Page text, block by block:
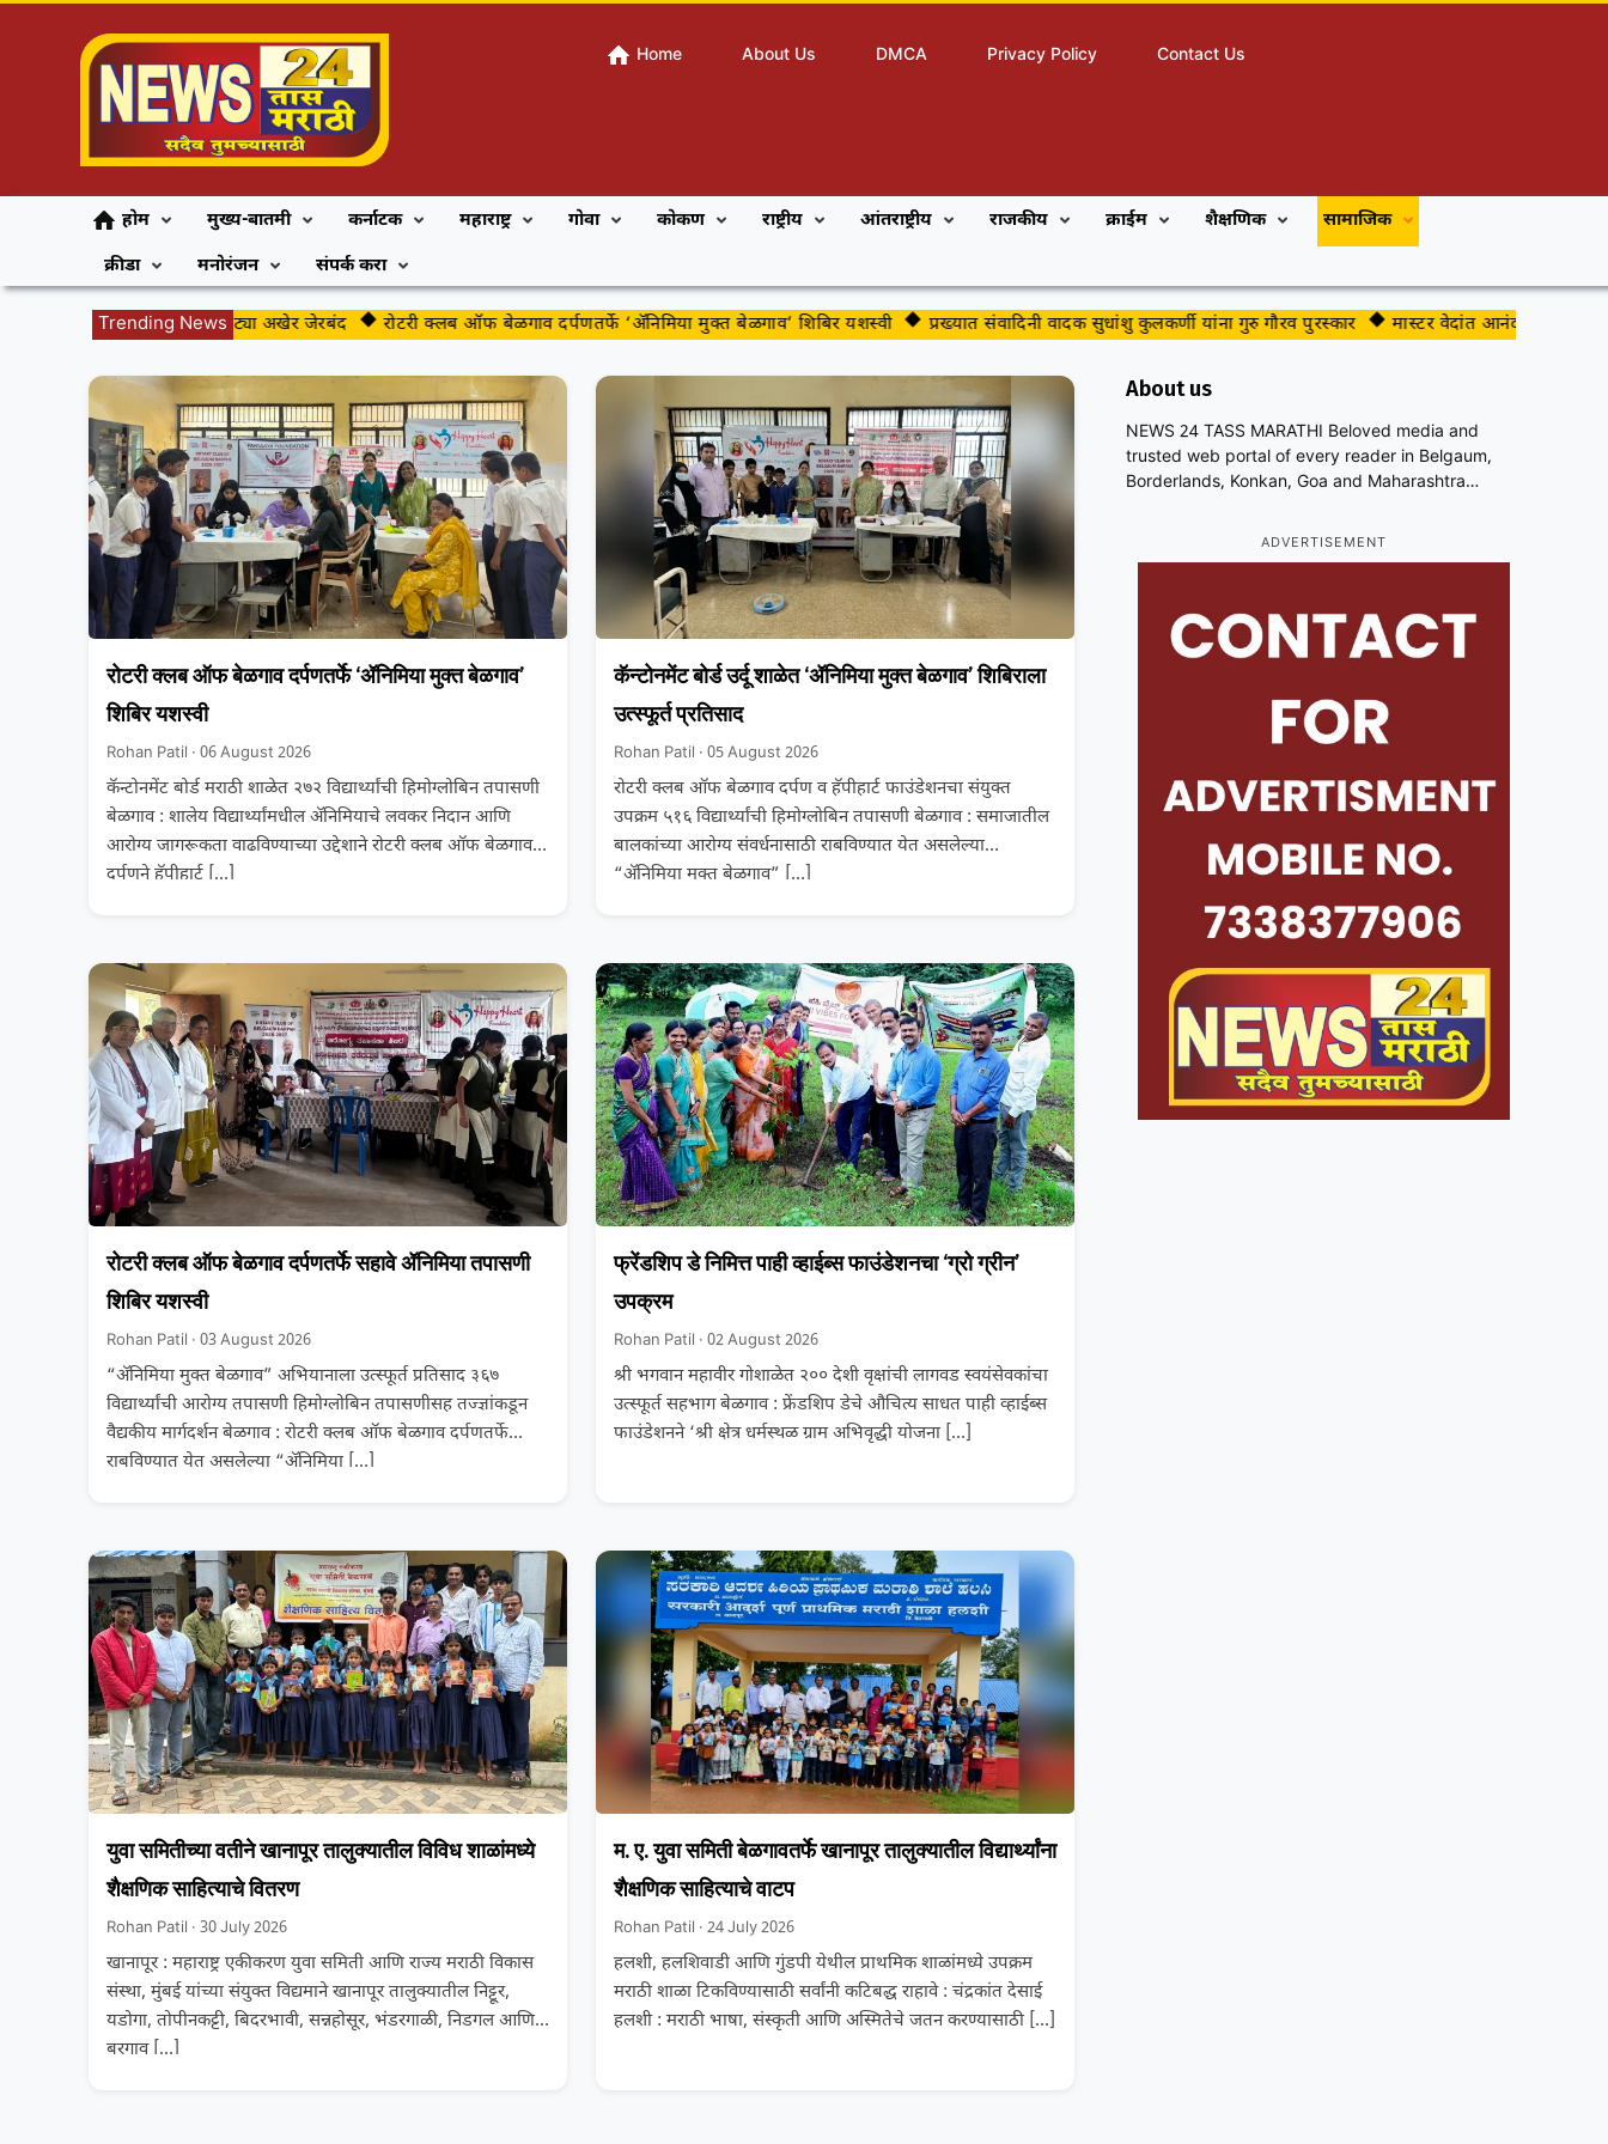
Home About Us DMCA Privacy Policy Contact Us
होम मुख्य-बातमी कर्नाटक महाराष्ट्र गोवा कोकण राष्ट्रीय आंतराष्ट्रीय राजकीय क्राईम शैक्षणिक
सामाजिक
क्रीडा
मनोरंजन संपर्क करा
Trending News
सुतकटीच्या जंगलातील बिबट्या अखेर जेरबंद रोटरी क्लब ऑफ बेळगाव दर्पणतर्फे ‘ॲनिमिया मुक्त बेळगाव’ शिबिर यशस्वी प्रख्यात संवादिनी वादक सुधांशु कुलकर्णी यांना गुरु गौरव पुरस्कार मास्टर वेदांत आनंद मिसाळे यांचे
रोटरी क्लब ऑफ बेळगाव दर्पणतर्फे ‘ॲनिमिया मुक्त बेळगाव’
शिबिर यशस्वी
Rohan Patil · 06 August 2026
कॅन्टोनमेंट बोर्ड मराठी शाळेत २७२ विद्यार्थ्यांची हिमोग्लोबिन तपासणी
बेळगाव : शालेय विद्यार्थ्यांमधील ॲनिमियाचे लवकर निदान आणि
आरोग्य जागरूकता वाढविण्याच्या उद्देशाने रोटरी क्लब ऑफ बेळगाव
दर्पणने हॅपीहार्ट […]
कॅन्टोनमेंट बोर्ड उर्दू शाळेत ‘ॲनिमिया मुक्त बेळगाव’ शिबिराला
उत्स्फूर्त प्रतिसाद
Rohan Patil · 05 August 2026
रोटरी क्लब ऑफ बेळगाव दर्पण व हॅपीहार्ट फाउंडेशनचा संयुक्त
उपक्रम ५१६ विद्यार्थ्यांची हिमोग्लोबिन तपासणी बेळगाव : समाजातील
बालकांच्या आरोग्य संवर्धनासाठी राबविण्यात येत असलेल्या
“ॲनिमिया मुक्त बेळगाव” […]
रोटरी क्लब ऑफ बेळगाव दर्पणतर्फे सहावे ॲनिमिया तपासणी
शिबिर यशस्वी
Rohan Patil · 03 August 2026
“ॲनिमिया मुक्त बेळगाव” अभियानाला उत्स्फूर्त प्रतिसाद ३६७
विद्यार्थ्यांची आरोग्य तपासणी हिमोग्लोबिन तपासणीसह तज्ज्ञांकडून
वैद्यकीय मार्गदर्शन बेळगाव : रोटरी क्लब ऑफ बेळगाव दर्पणतर्फे
राबविण्यात येत असलेल्या “ॲनिमिया […]
फ्रेंडशिप डे निमित्त पाही व्हाईब्स फाउंडेशनचा ‘ग्रो ग्रीन’
उपक्रम
Rohan Patil · 02 August 2026
श्री भगवान महावीर गोशाळेत २०० देशी वृक्षांची लागवड स्वयंसेवकांचा
उत्स्फूर्त सहभाग बेळगाव : फ्रेंडशिप डेचे औचित्य साधत पाही व्हाईब्स
फाउंडेशनने ‘श्री क्षेत्र धर्मस्थळ ग्राम अभिवृद्धी योजना […]
युवा समितीच्या वतीने खानापूर तालुक्यातील विविध शाळांमध्ये
शैक्षणिक साहित्याचे वितरण
Rohan Patil · 30 July 2026
खानापूर : महाराष्ट्र एकीकरण युवा समिती आणि राज्य मराठी विकास
संस्था, मुंबई यांच्या संयुक्त विद्यमाने खानापूर तालुक्यातील निट्टूर,
यडोगा, तोपीनकट्टी, बिदरभावी, सन्नहोसूर, भंडरगाळी, निडगल आणि
बरगाव[…]
म. ए. युवा समिती बेळगावतर्फे खानापूर तालुक्यातील विद्यार्थ्यांना
शैक्षणिक साहित्याचे वाटप
Rohan Patil · 24 July 2026
हलशी, हलशिवाडी आणि गुंडपी येथील प्राथमिक शाळांमध्ये उपक्रम
मराठी शाळा टिकविण्यासाठी सर्वांनी कटिबद्ध राहावे : चंद्रकांत देसाई
हलशी : मराठी भाषा, संस्कृती आणि अस्मितेचे जतन करण्यासाठी […]
About us
NEWS 24 TASS MARATHI Beloved media and
trusted web portal of every reader in Belgaum,
Borderlands, Konkan, Goa and Maharashtra…
ADVERTISEMENT